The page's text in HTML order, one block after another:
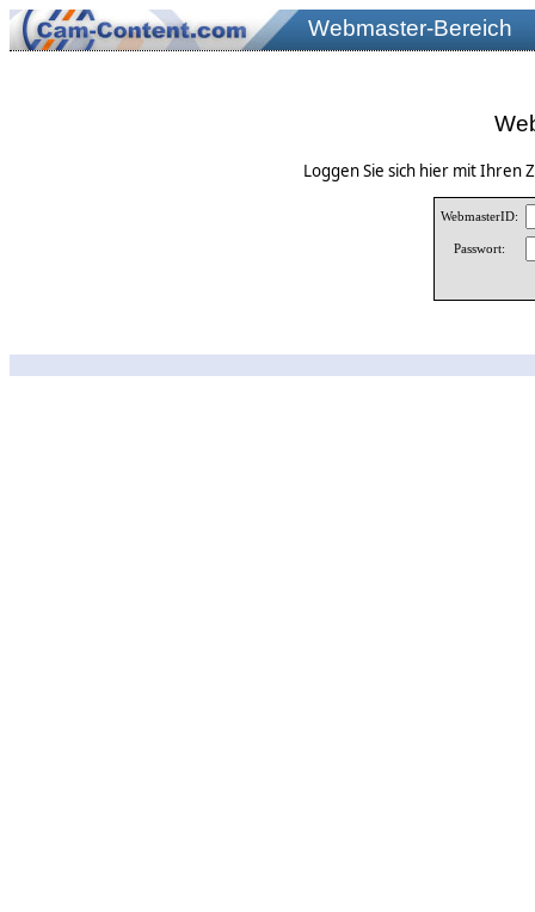
Webmaster-Bereich
Loggen Sie sich hier mit Ihren
WebmasterID:
Passwort: